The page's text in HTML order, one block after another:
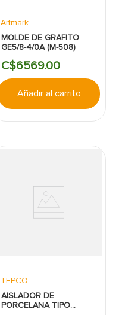
Artmark
MOLDE DE GRAFITO
GE5/8-4/0A (M-508)
C$6569.00
Añadir al carrito
TEPCO
AISLADOR DE
PORCELANA TIPO